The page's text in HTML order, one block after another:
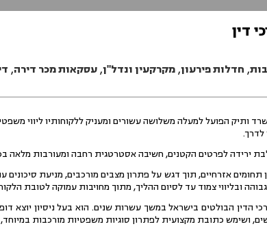
דין
, חדלות פירעון,מקרקעין ונדל"ן,עסקאות מכר דירה,
ותיק הפועל למעלה משלושה עשורים ומעניק ללקוחותיו ליווי
לדרך.
ירידה לפרטים הקטנים, חשיבה אסטרטגית רחבה ומעורבות מלאה
תחומים אזרחיים, תוך דגש על פתרון מצבים מורכבים, מניעת סיכונים
ובליווי צמוד עד לסיום ההליך, מתוך מחויבות עמוקה לטובת
הדין הבולטים בישראל במשך עשרות שנים. הוא בעל ניסיון יוצא
ושימש כתובת מקצועית לפתרון סוגיות משפטיות מורכבות